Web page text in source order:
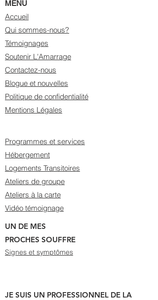
MENU
Accueil
Qui sommes-nous?
Témoignages
Soutenir L'Amarrage
Contactez-nous
Blogue et nouvelles
Politique de confidentialité
Mentions Légales
Programmes et services
Hébergement
Logements Transitoires
Ateliers de groupe
Ateliers à la carte
Vidéo témoignage
UN DE MES
PROCHES SOUFFRE
Signes et symptômes
JE SUIS UN PROFESSIONNEL DE LA